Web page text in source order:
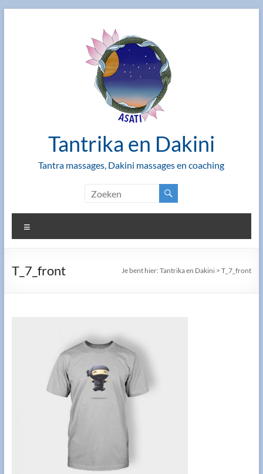
Tantrika en Dakini
Tantra massages, Dakini massages en coaching
T_7_front Je bent hier:Tantrika en Dakini >T_7_front